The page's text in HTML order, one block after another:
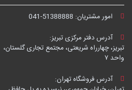
امور مشتریان: 041-51388888
آدرس دفتر مرکزی تبریز:
تبریز، چهارراه شریعتی، مجتمع تجاری گلستان،
واحد ۷
آدرس فروشگاه تهران: